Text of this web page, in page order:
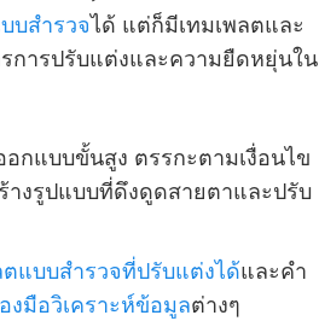
บสํารวจได้ แต่ก็มีเทมเพลตและ
การปรับแต่งและความยืดหยุ่นใน
กแบบขั้นสูง ตรรกะตามเงื่อนไข
างรูปแบบที่ดึงดูดสายตาและปรับ
ตแบบสํารวจที่ปรับแต่งได้และคํา
งมือวิเคราะห์ข้อมูลต่างๆ